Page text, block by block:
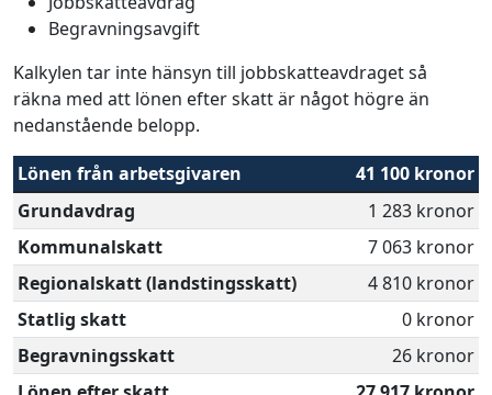
Begravningsavgift
Kalkylen tar inte hänsyn till jobbskatteavdraget så
räkna med att lönen efter skatt är något högre än
nedanstående belopp.
Lönen från arbetsgivaren
41 100 kronor
Grundavdrag
1 283 kronor
Kommunalskatt
7 063 kronor
Regionalskatt (landstingsskatt)
4 810 kronor
Statlig skatt
0 kronor
Begravningsskatt
26 kronor